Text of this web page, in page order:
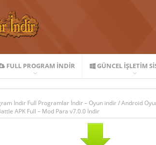
FULL PROGRAM INDIR GÜNCEL İŞLETIM
İndir Full Programlar İndir – Oyun indir/Android
APK Full – Mod Para v7.0.0 İndir